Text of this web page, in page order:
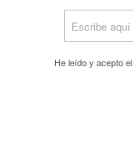
He leído y acepto el